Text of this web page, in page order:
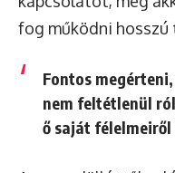
fog működni hosszú
Fontos
nem feltétlenül
ő saját